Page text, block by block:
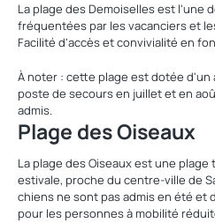
La plage des Demoiselles est l'une
fréquentées par les vacanciers et
Facilité d'accès et convivialité en
À noter : cette plage est dotée d'un
poste de secours en juillet et en
admis.
Plage des Oiseaux
La plage des Oiseaux est une
estivale, proche du centre-ville de
chiens ne sont pas admis en été et
pour les personnes à mobilité